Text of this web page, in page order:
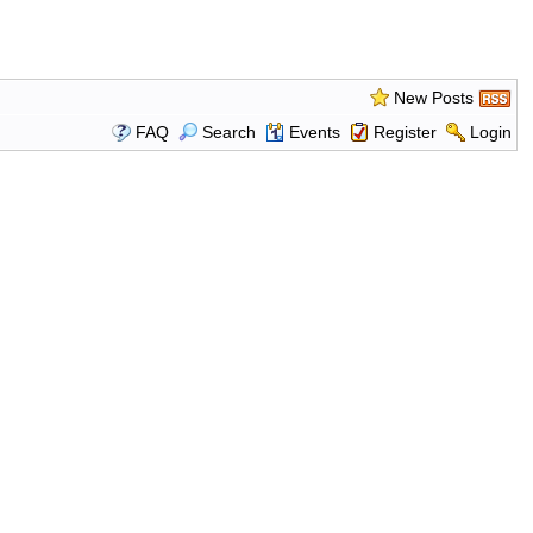
New Posts
FAQ
Search Events Register Login